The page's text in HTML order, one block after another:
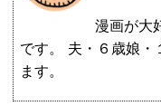
漫画が大
です。 夫・６歳娘・
ます。